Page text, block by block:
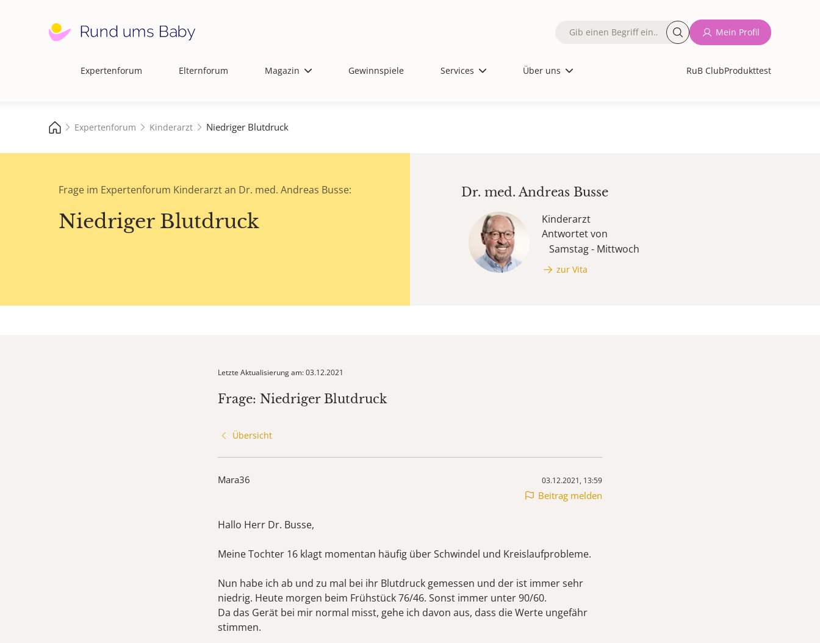
Hauptnavigation
Expertenforum Elternforum Magazin Gewinnspiele Services Über uns RuB ClubProdukttest
Fulltext
Mein Profil
Expertenforum Kinderarzt Niedriger Blutdruck
Frage im Expertenforum Kinderarzt an Dr. med. Andreas Busse:
Niedriger Blutdruck
Dr. med.Andreas Busse
Kinderarzt
Antwortet von
Samstag - Mittwoch
zur Vita
Letzte Aktualisierung am: 03.12.2021
Frage: Niedriger Blutdruck
Übersicht
Mara36 03.12.2021, 13:59
Beitrag melden
Hallo Herr Dr. Busse,
Meine Tochter 16 klagt momentan häufig über Schwindel und Kreislaufprobleme.
Nun habe ich ab und zu mal bei ihr Blutdruck gemessen und der ist immer sehr
niedrig. Heute morgen beim Frühstück 76/46. Sonst immer unter 90/60.
Da das Gerät bei mir normal misst, gehe ich davon aus, dass die Werte ungefähr
stimmen.